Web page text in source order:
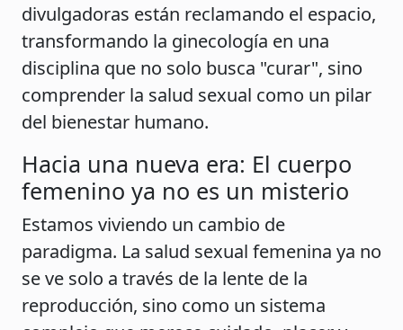
divulgadoras están reclamando el espacio,
transformando la ginecología en una
disciplina que no solo busca "curar", sino
comprender la salud sexual como un pilar
del bienestar humano.
Hacia una nueva era: El cuerpo
femenino ya no es un misterio
Estamos viviendo un cambio de
paradigma. La salud sexual femenina ya no
se ve solo a través de la lente de la
reproducción, sino como un sistema